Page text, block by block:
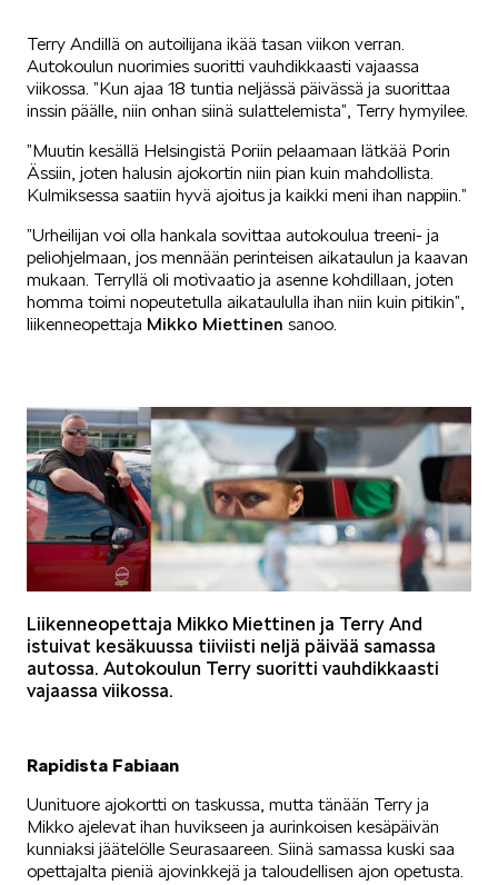
SÄHKÖAUTOILU
KAASUAUTOT
Terry Andillä on autoilijana ikää tasan viikon verran.
Autokoulun nuorimies suoritti vauhdikkaasti vajaassa
viikossa. ”Kun ajaa 18 tuntia neljässä päivässä ja suorittaa
inssin päälle, niin onhan siinä sulattelemista”, Terry hymyilee.
”Muutin kesällä Helsingistä Poriin pelaamaan lätkää Porin
Ässiin, joten halusin ajokortin niin pian kuin mahdollista.
Kulmiksessa saatiin hyvä ajoitus ja kaikki meni ihan nappiin.”
”Urheilijan voi olla hankala sovittaa autokoulua treeni- ja
peliohjelmaan, jos mennään perinteisen aikataulun ja kaavan
mukaan. Terryllä oli motivaatio ja asenne kohdillaan, joten
homma toimi nopeutetulla aikataululla ihan niin kuin pitikin”,
liikenneopettaja Mikko Miettinen sanoo.
Liikenneopettaja Mikko Miettinen ja Terry And
istuivat kesäkuussa tiiviisti neljä päivää samassa
autossa. Autokoulun Terry suoritti vauhdikkaasti
vajaassa viikossa.
Rapidista Fabiaan
Uunituore ajokortti on taskussa, mutta tänään Terry ja
Mikko ajelevat ihan huvikseen ja aurinkoisen kesäpäivän
kunniaksi jäätelölle Seurasaareen. Siinä samassa kuski saa
opettajalta pieniä ajovinkkejä ja taloudellisen ajon opetusta.